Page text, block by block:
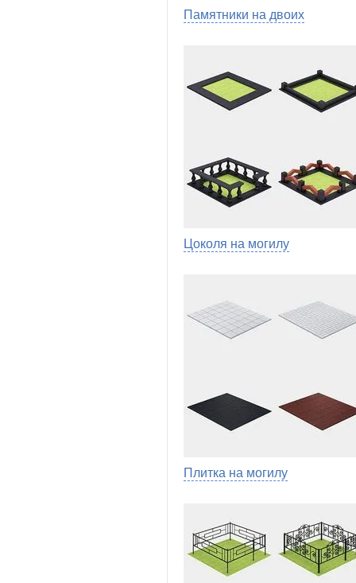
Памятники на двоих
Цоколя на могилу
Плитка на могилу